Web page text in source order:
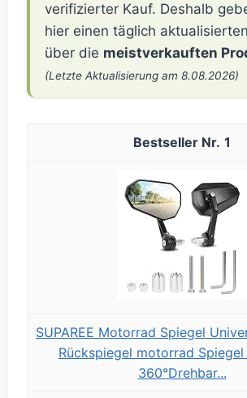
verifizierter Kauf. Deshalb
hier einen täglich
über die meistverkauften
(Letzte Aktualisierung am 8.08.2026)
1
SUPAREE Motorrad Spiegel
Rückspiegel motorrad
360°Drehbar...